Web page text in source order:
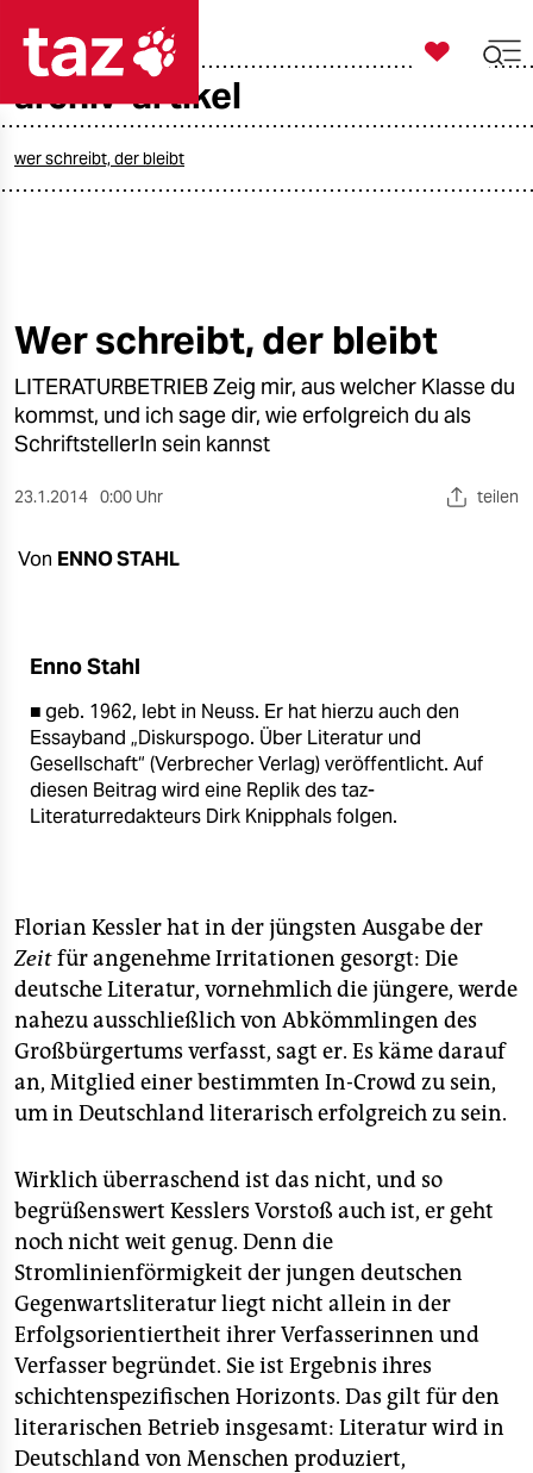
öko
gesellschaft
kultur
sport
verlag
veranstaltungen
unterstützen
abo
genossenschaft
epaper login

taz zahl ich
archiv-artikel
wer schreibt, der bleibt
Wer schreibt, der bleibt
LITERATURBETRIEB Zeig mir, aus welcher Klasse du
kommst, und ich sage dir, wie erfolgreich du als
SchriftstellerIn sein kannst
23.1.2014 0:00 Uhr teilen
Von ENNO STAHL
Enno Stahl
■ geb. 1962, lebt in Neuss. Er hat hierzu auch den
Essayband „Diskurspogo. Über Literatur und
Gesellschaft“ (Verbrecher Verlag) veröffentlicht. Auf
diesen Beitrag wird eine Replik des taz-
Literaturredakteurs Dirk Knipphals folgen.
Florian Kessler hat in der jüngsten Ausgabe der
Zeitfür angenehme Irritationen gesorgt: Die
deutsche Literatur, vornehmlich die jüngere, werde
nahezu ausschließlich von Abkömmlingen des
Großbürgertums verfasst, sagt er. Es käme darauf
an, Mitglied einer bestimmten In-Crowd zu sein,
um in Deutschland literarisch erfolgreich zu sein.
Wirklich überraschend ist das nicht, und so
begrüßenswert Kesslers Vorstoß auch ist, er geht
noch nicht weit genug. Denn die
Stromlinienförmigkeit der jungen deutschen
Gegenwartsliteratur liegt nicht allein in der
Erfolgsorientiertheit ihrer Verfasserinnen und
Verfasser begründet. Sie ist Ergebnis ihres
schichtenspezifischen Horizonts. Das gilt für den
literarischen Betrieb insgesamt: Literatur wird in
Deutschland von Menschen produziert,